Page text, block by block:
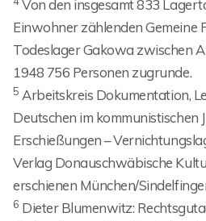
Von den insgesamt 833
Einwohner zählenden Gemeine
Todeslager Gakowa zwischen
1948 756 Personen zugrunde.
5 Arbeitskreis Dokumentation,
Deutschen im kommunistischen
Erschießungen –
Verlag Donauschwäbische
erschienen München/
6 Dieter Blumenwitz: